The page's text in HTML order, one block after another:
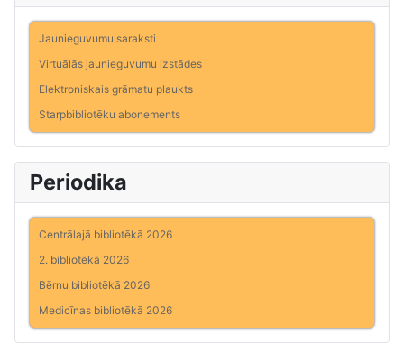
Jaunieguvumu saraksti
Virtuālās jaunieguvumu izstādes
Elektroniskais grāmatu plaukts
Starpbibliotēku abonements
Periodika
Centrālajā bibliotēkā 2026
2. bibliotēkā 2026
Bērnu bibliotēkā 2026
Medicīnas bibliotēkā 2026